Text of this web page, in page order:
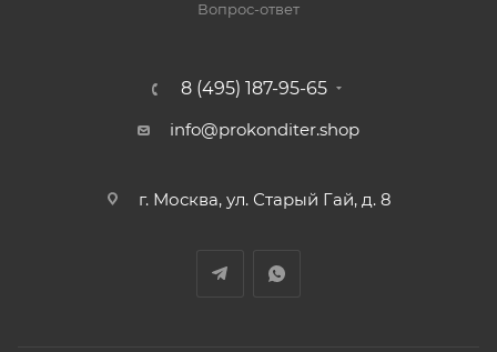
Вопрос-ответ
8 (495) 187-95-65
info@prokonditer.shop
г. Москва, ул. Старый Гай, д. 8